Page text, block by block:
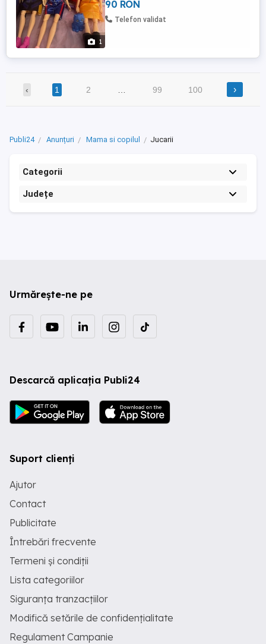
1
90 RON
Telefon validat
‹ 1 2 99 100 ›
Publi24 Anunțuri Mama si copilul Jucarii
Categorii
Județe
Urmărește-ne pe
Descarcă aplicația Publi24
Suport clienți
Ajutor
Contact
Publicitate
Întrebări frecvente
Termeni și condiții
Lista categoriilor
Siguranța tranzacțiilor
Modifică setările de confidențialitate
Regulament Campanie